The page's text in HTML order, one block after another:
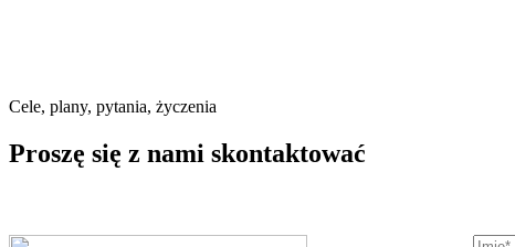
Cele, plany, pytania, życzenia
Proszę się z nami skontaktować